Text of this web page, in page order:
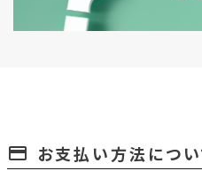
payment お支払い方法につい